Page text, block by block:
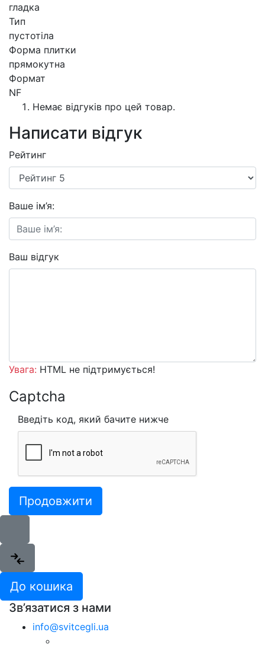
гладка
Тип
пустотіла
Форма плитки
прямокутна
Формат
NF
Немає відгуків про цей товар.
Написати відгук
Рейтинг
Ваше ім’я:
Ваш відгук
Увага: HTML не підтримується!
Captcha
Введіть код, який бачите нижче
Продовжити
До кошика
Зв’язатися з нами
info@svitcegli.ua